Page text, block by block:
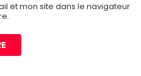
et mon site dans le navigateur